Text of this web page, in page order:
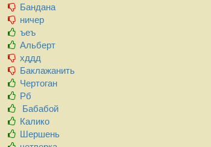
Бандана
ничер
ъеъ
Альберт
хддд
Баклажанить
Чертоган
Рб
Бабабой
Калико
Шершень